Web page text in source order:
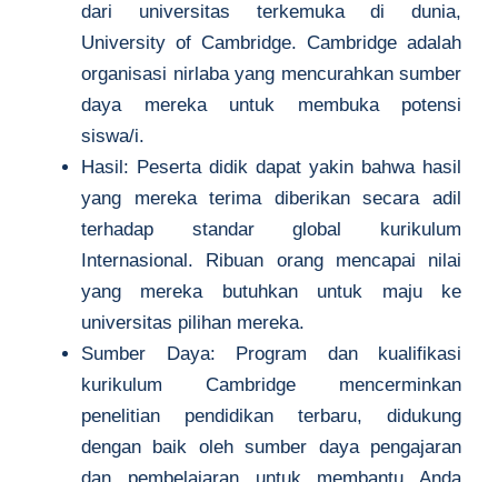
dari universitas terkemuka di dunia,
University of Cambridge. Cambridge adalah
organisasi nirlaba yang mencurahkan sumber
daya mereka untuk membuka potensi
siswa/i.
Hasil: Peserta didik dapat yakin bahwa hasil
yang mereka terima diberikan secara adil
terhadap standar global kurikulum
Internasional. Ribuan orang mencapai nilai
yang mereka butuhkan untuk maju ke
universitas pilihan mereka.
Sumber Daya: Program dan kualifikasi
kurikulum Cambridge mencerminkan
penelitian pendidikan terbaru, didukung
dengan baik oleh sumber daya pengajaran